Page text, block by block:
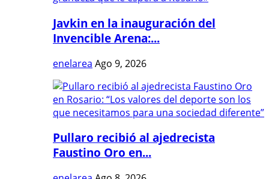
Javkin en la inauguración del
Invencible Arena:...
enelarea Ago 9, 2026
Pullaro recibió al ajedrecista
Faustino Oro en...